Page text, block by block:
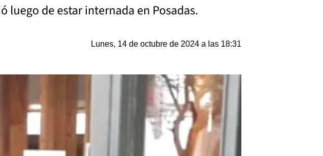
luego de estar internada en Posadas.
Lunes, 14 de octubre de 2024 a las 18:31